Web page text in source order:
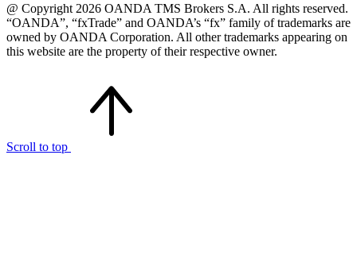
@ Copyright 2026 OANDA TMS Brokers S.A. All rights reserved.
“OANDA”, “fxTrade” and OANDA’s “fx” family of trademarks are
owned by OANDA Corporation. All other trademarks appearing on
this website are the property of their respective owner.
Scroll to top